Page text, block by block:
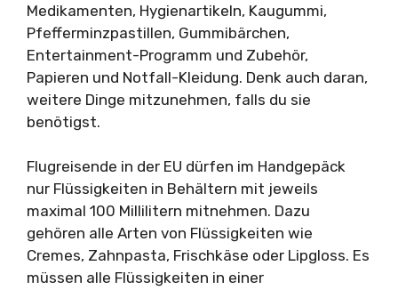
Medikamenten, Hygienartikeln, Kaugummi,
Pfefferminzpastillen, Gummibärchen,
Entertainment-Programm und Zubehör,
Papieren und Notfall-Kleidung. Denk auch daran,
weitere Dinge mitzunehmen, falls du sie
benötigst.
Flugreisende in der EU dürfen im Handgepäck
nur Flüssigkeiten in Behältern mit jeweils
maximal 100 Millilitern mitnehmen. Dazu
gehören alle Arten von Flüssigkeiten wie
Cremes, Zahnpasta, Frischkäse oder Lipgloss. Es
müssen alle Flüssigkeiten in einer